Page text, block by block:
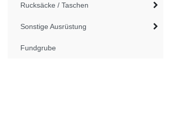
Rucksäcke / Taschen
Sonstige Ausrüstung
Fundgrube